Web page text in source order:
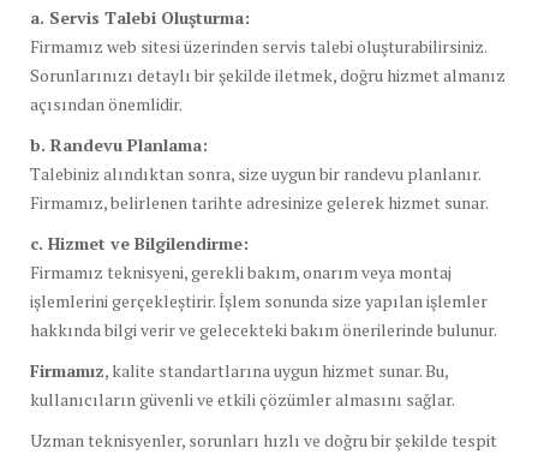
a. Servis Talebi Oluşturma:
Firmamız web sitesi üzerinden servis talebi oluşturabilirsiniz.
Sorunlarınızı detaylı bir şekilde iletmek, doğru hizmet almanız
açısından önemlidir.
b. Randevu Planlama:
Talebiniz alındıktan sonra, size uygun bir randevu planlanır.
Firmamız, belirlenen tarihte adresinize gelerek hizmet sunar.
c. Hizmet ve Bilgilendirme:
Firmamız teknisyeni, gerekli bakım, onarım veya montaj
işlemlerini gerçekleştirir. İşlem sonunda size yapılan işlemler
hakkında bilgi verir ve gelecekteki bakım önerilerinde bulunur.
Firmamız, kalite standartlarına uygun hizmet sunar. Bu,
kullanıcıların güvenli ve etkili çözümler almasını sağlar.
Uzman teknisyenler, sorunları hızlı ve doğru bir şekilde tespit